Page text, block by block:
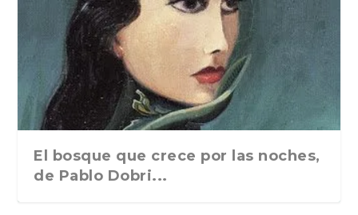
El bosque que crece por las noches,
de Pablo Dobri...